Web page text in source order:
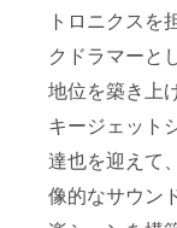
トロニクスを
クドラマーと
地位を築き上
キージェット
達也を迎えて
像的なサウン